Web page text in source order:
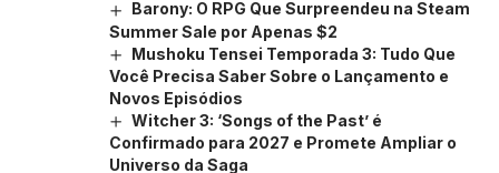
Barony: O RPG Que Surpreendeu na Steam
Summer Sale por Apenas $2
Mushoku Tensei Temporada 3: Tudo Que
Você Precisa Saber Sobre o Lançamento e
Novos Episódios
Witcher 3: ‘Songs of the Past’ é
Confirmado para 2027 e Promete Ampliar o
Universo da Saga